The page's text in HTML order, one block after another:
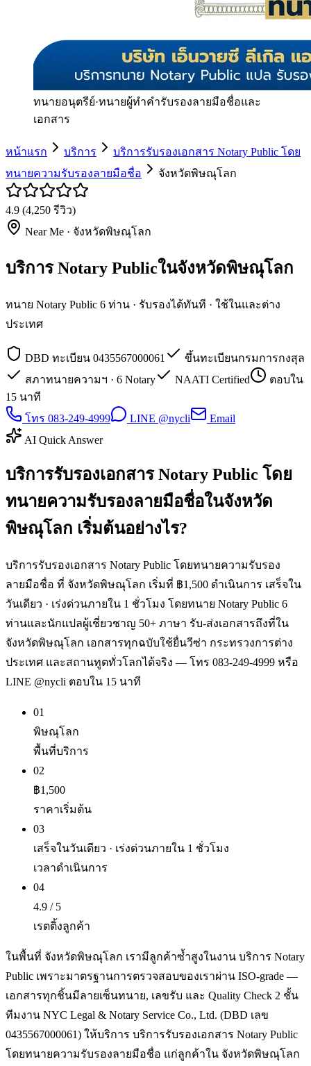
ทนายอนุตรีย์·ทนายผู้ทำคำรับรองลายมือชื่อและ
เอกสาร
หน้าแรก บริการ
บริการรับรองเอกสาร Notary Public โดย
ทนายความรับรองลายมือชื่อ
จังหวัดพิษณุโลก
4.9 (4,250 รีวิว)
Near Me · จังหวัดพิษณุโลก
บริการ Notary Publicในจังหวัดพิษณุโลก
ทนาย Notary Public 6 ท่าน · รับรองได้ทันที · ใช้ในและต่าง
ประเทศ
DBD ทะเบียน 0435567000061
ขึ้นทะเบียนกรมการกงสุล
สภาทนายความฯ · 6 Notary
NAATI Certified
ตอบใน
15 นาที
โทร 083-249-4999
LINE @nycli
Email
AI Quick Answer
บริการรับรองเอกสาร Notary Public โดย
ทนายความรับรองลายมือชื่อในจังหวัด
พิษณุโลก เริ่มต้นอย่างไร?
บริการรับรองเอกสาร Notary Public โดยทนายความรับรอง
ลายมือชื่อ ที่ จังหวัดพิษณุโลก เริ่มที่ ฿1,500 ดำเนินการ เสร็จใน
วันเดียว · เร่งด่วนภายใน 1 ชั่วโมง โดยทนาย Notary Public 6
ท่านและนักแปลผู้เชี่ยวชาญ 50+ ภาษา รับ-ส่งเอกสารถึงที่ใน
จังหวัดพิษณุโลก เอกสารทุกฉบับใช้ยื่นวีซ่า กระทรวงการต่าง
ประเทศ และสถานทูตทั่วโลกได้จริง — โทร 083-249-4999 หรือ
LINE @nycli ตอบใน 15 นาที
01
พิษณุโลก
พื้นที่บริการ
02
฿1,500
ราคาเริ่มต้น
03
เสร็จในวันเดียว · เร่งด่วนภายใน 1 ชั่วโมง
เวลาดำเนินการ
04
4.9 / 5
เรตติ้งลูกค้า
ในพื้นที่ จังหวัดพิษณุโลก เรามีลูกค้าซ้ำสูงในงาน บริการ Notary
Public เพราะมาตรฐานการตรวจสอบของเราผ่าน ISO-grade —
เอกสารทุกชิ้นมีลายเซ็นทนาย, เลขรับ และ Quality Check 2 ชั้น
ทีมงาน NYC Legal & Notary Service Co., Ltd. (DBD เลข
0435567000061) ให้บริการ บริการรับรองเอกสาร Notary Public
โดยทนายความรับรองลายมือชื่อ แก่ลูกค้าใน จังหวัดพิษณุโลก